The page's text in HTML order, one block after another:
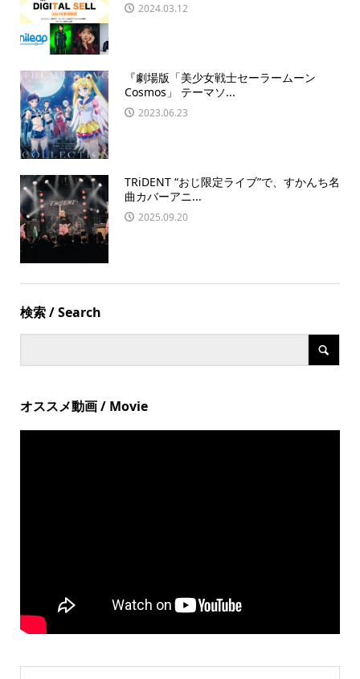
2024.03.12
『劇場版「美少女戦士セーラームーン
Cosmos」 テーマソ...
2023.06.23
TRiDENT “おじ限定ライブ”で、すかんち名
曲カバーアニ...
2025.09.20
検索 / Search
オススメ動画 / Movie